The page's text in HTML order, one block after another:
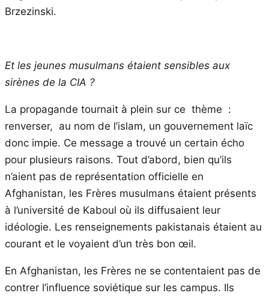
Brzezinski.
Et les jeunes musulmans étaient sensibles aux
sirènes de la CIA ?
La propagande tournait à plein sur ce thème :
renverser, au nom de l’islam, un gouvernement laïc
donc impie. Ce message a trouvé un certain écho
pour plusieurs raisons. Tout d’abord, bien qu’ils
n’aient pas de représentation officielle en
Afghanistan, les Frères musulmans étaient présents
à l’université de Kaboul où ils diffusaient leur
idéologie. Les renseignements pakistanais étaient au
courant et le voyaient d’un très bon œil.
En Afghanistan, les Frères ne se contentaient pas de
contrer l’influence soviétique sur les campus. Ils